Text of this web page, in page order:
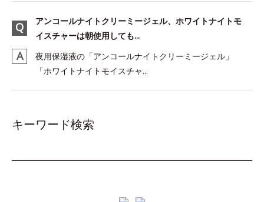
アンコールナイトクリーミージェル、ホワイトナイトモ
イスチャーは朝使用しても...
夜用保湿液の「アンコールナイトクリーミージェル」
「ホワイトナイトモイスチャ...
キーワード検索